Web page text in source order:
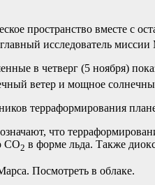
пространство вместе с
исследователь миссии
в четверг (5 ноября)
ветер и мощное
терраформирования
означают, что
CO2 в форме льда. Также
Посмотреть в облаке.